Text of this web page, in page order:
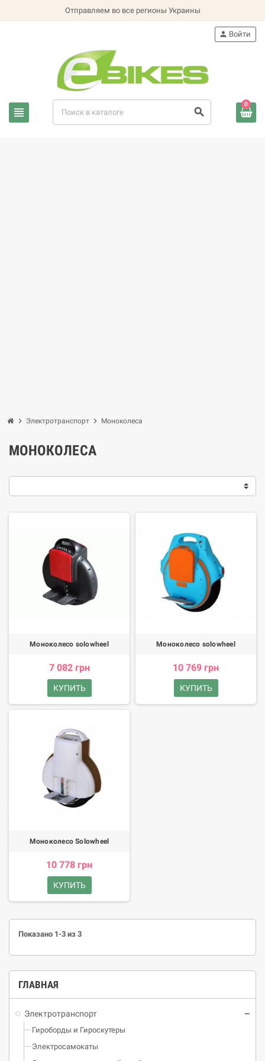
Отправляем во все регионы Украины
view_headline search
person Войти
0
chevron_right Электротранспорт chevron_right Моноколеса
ГЛАВНАЯ
Электротранспорт
Гироборды и Гироскутеры
Электросамокаты
МОНОКОЛЕСА
Моноколесо solowheel
7 082 грн
КУПИТЬ
Моноколесо solowheel
10 769 грн
КУПИТЬ
Моноколесо Solowheel
10 778 грн
КУПИТЬ
Показано 1-3 из 3